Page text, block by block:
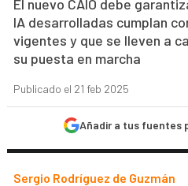
El nuevo CAIO debe
IA desarrolladas cumplan
vigentes y que se lleven a
su puesta en marcha
Publicado el 21 feb 2025
Añadir a tus fuentes
Sergio Rodríguez de Guzmán